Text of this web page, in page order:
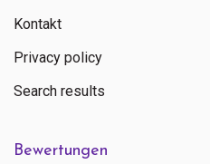
Kontakt
Privacy policy
Search results
Bewertungen